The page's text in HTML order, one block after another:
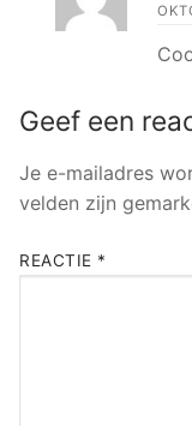
Geef een
Je e-mailadres
velden zijn
REACTIE *